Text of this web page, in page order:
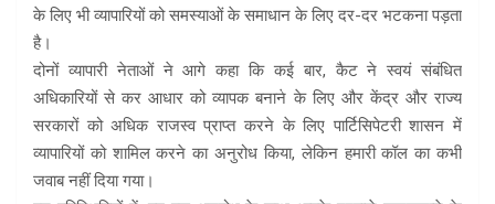
के लिए भी व्यापारियों को समस्याओं के समाधान के लिए दर-दर भटकना पड़ता
है।
दोनों व्यापारी नेताओं ने आगे कहा कि कई बार, कैट ने स्वयं संबंधित
अधिकारियों से कर आधार को व्यापक बनाने के लिए और केंद्र और राज्य
सरकारों को अधिक राजस्व प्राप्त करने के लिए पार्टिसिपेटरी शासन में
व्यापारियों को शामिल करने का अनुरोध किया, लेकिन हमारी कॉल का कभी
जवाब नहीं दिया गया।